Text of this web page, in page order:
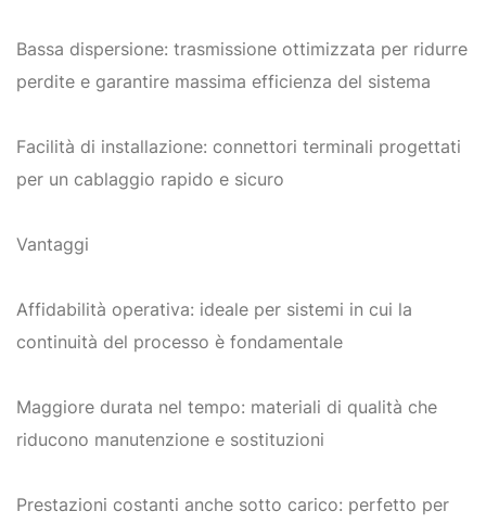
Bassa dispersione: trasmissione ottimizzata per ridurre
perdite e garantire massima efficienza del sistema
Facilità di installazione: connettori terminali progettati
per un cablaggio rapido e sicuro
Vantaggi
Affidabilità operativa: ideale per sistemi in cui la
continuità del processo è fondamentale
Maggiore durata nel tempo: materiali di qualità che
riducono manutenzione e sostituzioni
Prestazioni costanti anche sotto carico: perfetto per